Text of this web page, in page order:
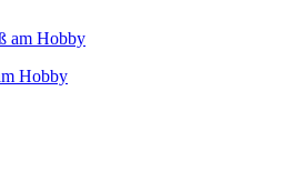
Hobby